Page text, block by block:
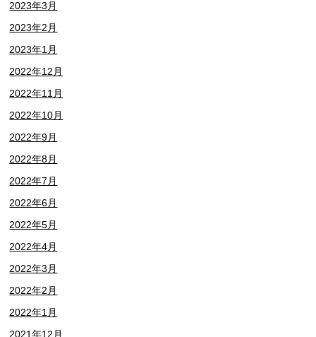
2023年3月
2023年2月
2023年1月
2022年12月
2022年11月
2022年10月
2022年9月
2022年8月
2022年7月
2022年6月
2022年5月
2022年4月
2022年3月
2022年2月
2022年1月
2021年12月